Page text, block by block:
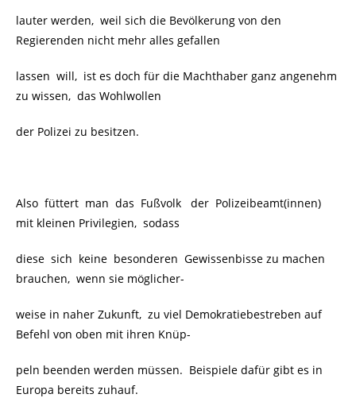
lauter werden, weil sich die Bevölkerung von den
Regierenden nicht mehr alles gefallen
lassen will, ist es doch für die Machthaber ganz angenehm
zu wissen, das Wohlwollen
der Polizei zu besitzen.
Also füttert man das Fußvolk
der Polizeibeamt(innen)
mit kleinen Privilegien, sodass
diese sich keine besonderen Gewissenbisse zu machen
brauchen, wenn sie möglicher-
weise in naher Zukunft, zu viel Demokratiebestreben auf
Befehl von oben mit ihren Knüp-
peln beenden werden müssen. Beispiele dafür gibt es in
Europa bereits zuhauf.